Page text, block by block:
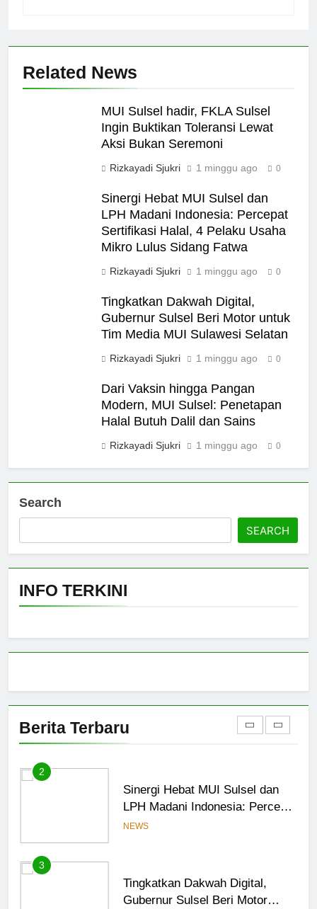
Related News
MUI Sulsel hadir, FKLA Sulsel
Ingin Buktikan Toleransi Lewat
Aksi Bukan Seremoni
Rizkayadi Sjukri 1 minggu ago 0
Sinergi Hebat MUI Sulsel dan
LPH Madani Indonesia: Percepat
Sertifikasi Halal, 4 Pelaku Usaha
Mikro Lulus Sidang Fatwa
Rizkayadi Sjukri 1 minggu ago 0
Tingkatkan Dakwah Digital,
Gubernur Sulsel Beri Motor untuk
Tim Media MUI Sulawesi Selatan
Rizkayadi Sjukri 1 minggu ago 0
Dari Vaksin hingga Pangan
Modern, MUI Sulsel: Penetapan
Halal Butuh Dalil dan Sains
Rizkayadi Sjukri 1 minggu ago 0
Search
SEARCH
INFO TERKINI
Berita Terbaru
MUI Sulsel dan LPH Madani
Indonesia Tetapkan Empat
Pelaku Usaha Halal
NEWS
Sinergi MUI Sulsel dan LPH
Halal, Sidang Fatwa Tetapkan
Kehalalan 7 Pelaku Usaha
NEWS
Bolehkah Dibeli? MUI Sulsel
Jelaskan Batas Kaidah Darurat
NEWS
8
Panitia Musda IX MUI Sulsel
Semen Tonasa
NEWS
Ingin Buktikan Toleransi Lewat
Aksi Bukan Seremoni
NEWS
2
Sinergi Hebat MUI Sulsel dan
LPH Madani Indonesia: Percepat
Sertifikasi Halal, 4 Pelaku
NEWS
3
Tingkatkan Dakwah Digital,
Gubernur Sulsel Beri Motor